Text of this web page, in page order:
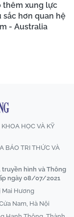
thêm xung lực
sắc hơn quan hệ
- Australia
HỌC VÀ KỸ
BÁO TRI THỨC VÀ
truyền hình và Thông
ngày 08/07/2021
Mai Hương
Nam, Hà Nội